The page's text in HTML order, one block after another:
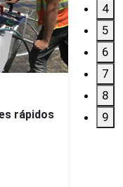
rápidos
VSL
4
5
6
7
8
9